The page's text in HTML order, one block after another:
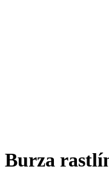
Burza